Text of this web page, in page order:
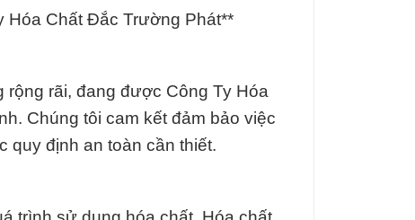
Hóa Chất Đắc Trường Phát**
rộng rãi, đang được Công Ty Hóa
Chúng tôi cam kết đảm bảo việc
quy định an toàn cần thiết.